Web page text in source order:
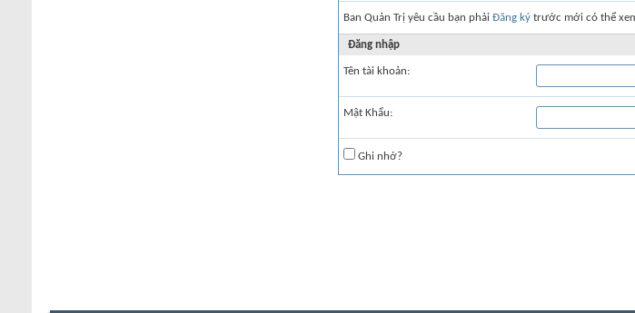
Ban Quản Trị yêu cầu bạn phải Đăng ký trước mới có thể
Đăng nhập
Tên tài khoản:
Mật Khẩu:
Ghi nhớ?